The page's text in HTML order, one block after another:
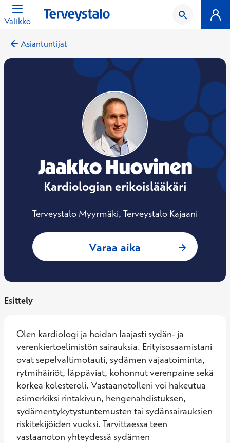
Valikko
Asiantuntijat
Jaakko Huovinen
Kardiologian erikoislääkäri
Terveystalo Myyrmäki, Terveystalo Kajaani
Varaa aika : Jaakko
Esittely
Olen kardiologi ja hoidan laajasti sydän- ja
verenkiertoelimistön sairauksia. Erityisosaamistani
ovat sepelvaltimotauti, sydämen vajaatoiminta,
rytmihäiriöt, läppäviat, kohonnut verenpaine sekä
korkea kolesteroli. Vastaanotolleni voi hakeutua
esimerkiksi rintakivun, hengenahdistuksen,
sydämentykytystuntemusten tai sydänsairauksien
riskitekijöiden vuoksi. Tarvittaessa teen
vastaanoton yhteydessä sydämen